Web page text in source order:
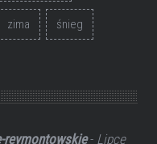
zima śnieg
reymontowskie- Lipce